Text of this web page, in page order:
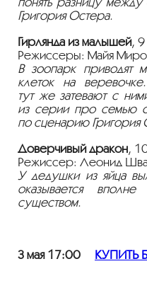
Григория Остера.
Гирлянда из малышей,
Режиссеры: Майя
В зоопарк приводят
клеток на
тут же затевают с
из серии про семью
по сценарию Григория
Доверчивый дракон,
Режиссер: Леонид
У дедушки из яйца
оказывается
существом.
3 мая 17:00 КУПИТЬ